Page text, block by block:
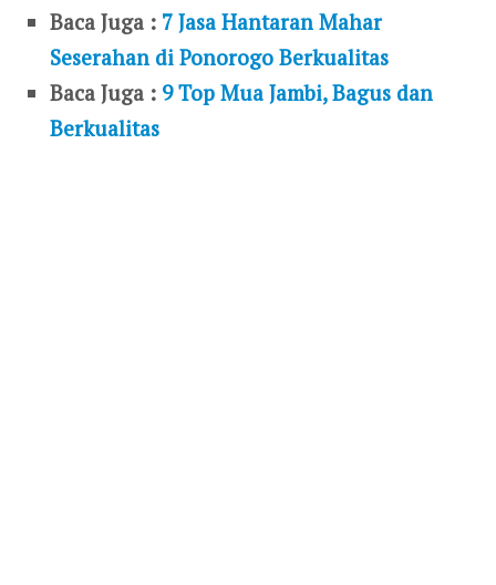
Baca Juga : 7 Jasa Hantaran Mahar
Seserahan di Ponorogo Berkualitas
Baca Juga : 9 Top Mua Jambi, Bagus dan
Berkualitas